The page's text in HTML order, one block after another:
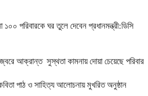
১০০ পরিবারকে ঘর তুলে দেবেন প্রধানমন্ত্রী:ডিসি
আক্রান্ত সুস্থতা কামনায় দোয়া চেয়েছে পরিবার
পাঠ ও সাহিত্য আলোচনায় মুখরিত অনুষ্ঠান